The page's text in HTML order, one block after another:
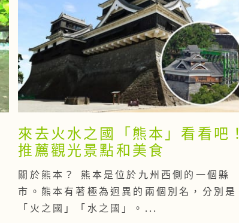
來去火水之國「熊本」看看吧
推薦觀光景點和美食
關於熊本？ 熊本是位於九州西側的一個縣
市。熊本有著極為迥異的兩個別名，分別是
「火之國」「水之國」。...